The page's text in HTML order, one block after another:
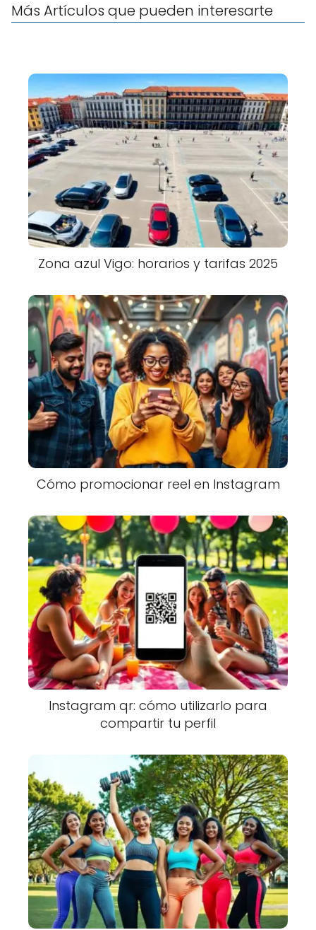
Más Artículos que pueden interesarte
Zona azul Vigo: horarios y tarifas 2025
Cómo promocionar reel en Instagram
Instagram qr: cómo utilizarlo para
compartir tu perfil